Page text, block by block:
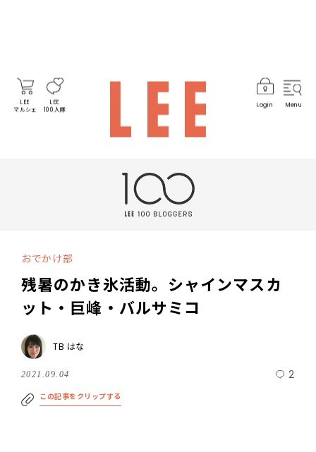
LEE
マルシェ
LEE
100人隊
Login Menu
おでかけ部
残暑のかき氷活動。シャインマスカ
ット・巨峰・バルサミコ
TB はな
2021.09.04 2
この記事をクリップする